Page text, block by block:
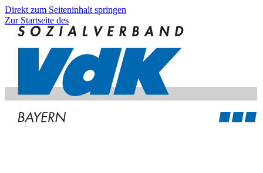
Direkt zum Seiteninhalt springen
Zur Startseite des